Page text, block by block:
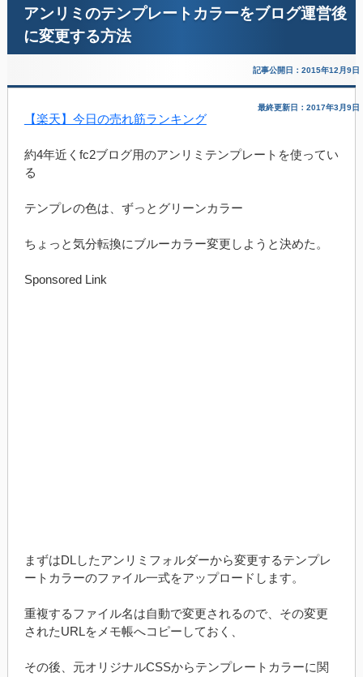
アンリミのテンプレートカラーをブログ運営後
に変更する方法
記事公開日：2015年12月9日
最終更新日：2017年3月9日
【楽天】今日の売れ筋ランキング
約4年近くfc2ブログ用のアンリミテンプレートを使ってい
る
テンプレの色は、ずっとグリーンカラー
ちょっと気分転換にブルーカラー変更しようと決めた。
Sponsored Link
まずはDLしたアンリミフォルダーから変更するテンプレ
ートカラーのファイル一式をアップロードします。
重複するファイル名は自動で変更されるので、その変更
されたURLをメモ帳へコピーしておく、
その後、元オリジナルCSSからテンプレートカラーに関